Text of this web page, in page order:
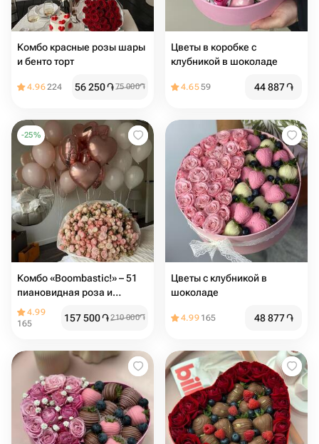
Комбо красные розы шары
и бенто торт
4.96224 56 250֏75 000֏
Цветы в коробке с
клубникой в шоколаде
4.6559 44 887֏
-25%
Комбо «Boombastic!» – 51
пиановидная роза и
воздушные шары
4.99
165
157 500֏210 000֏
Цветы с клубникой в
шоколаде
4.99 165 48 877֏